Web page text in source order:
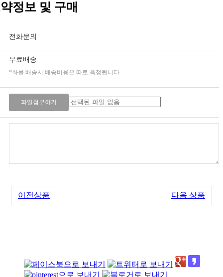
정보 및 구매
전화문의
무료배송
*화물 배송시 배송비용은 따로 측정됩니다.
파일첨부하기
이전상품 다음 상품